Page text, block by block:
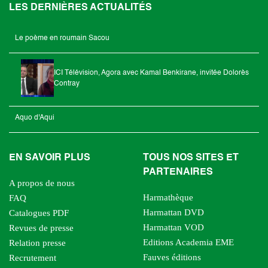
LES DERNIÈRES ACTUALITÉS
Le poème en roumain Sacou
ICI Télévision, Agora avec Kamal Benkirane, invitée Dolorès
Contray
Aquo d'Aqui
EN SAVOIR PLUS
A propos de nous
FAQ
Catalogues PDF
Revues de presse
Relation presse
Recrutement
TOUS NOS SITES ET
PARTENAIRES
Harmathèque
Harmattan DVD
Harmattan VOD
Editions Academia EME
Fauves éditions